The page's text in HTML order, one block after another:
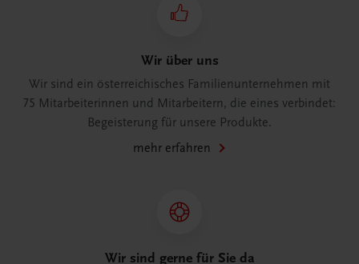
Wir über uns
Wir sind ein österreichisches Familienunternehmen mit
75 Mitarbeiterinnen und Mitarbeitern, die eines verbindet:
Begeisterung für unsere Produkte.
mehr erfahren
Wir sind gerne für Sie da